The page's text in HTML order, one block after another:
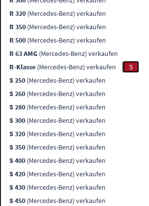
R 320 (Mercedes-Benz) verkaufen
R 350 (Mercedes-Benz) verkaufen
R 500 (Mercedes-Benz) verkaufen
R 63 AMG (Mercedes-Benz) verkaufen
R-Klasse (Mercedes-Benz) verkaufen
S
S 250 (Mercedes-Benz) verkaufen
S 260 (Mercedes-Benz) verkaufen
S 280 (Mercedes-Benz) verkaufen
S 300 (Mercedes-Benz) verkaufen
S 320 (Mercedes-Benz) verkaufen
S 350 (Mercedes-Benz) verkaufen
S 400 (Mercedes-Benz) verkaufen
S 420 (Mercedes-Benz) verkaufen
S 430 (Mercedes-Benz) verkaufen
S 450 (Mercedes-Benz) verkaufen